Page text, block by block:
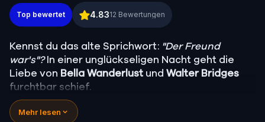
Murder Mystery: Löse den Fall in Limerick
Top bewertet 4.8312 Bewertungen
Kennst du das alte Sprichwort: "Der Freund
war's"?In einer unglückseligen Nacht geht die
Liebe von Bella Wanderlust und Walter Bridges
furchtbar schief.
Bella, eine berühmte Reisebloggerin, wurde
während einer Geistertour, die von dem
Mehr lesen